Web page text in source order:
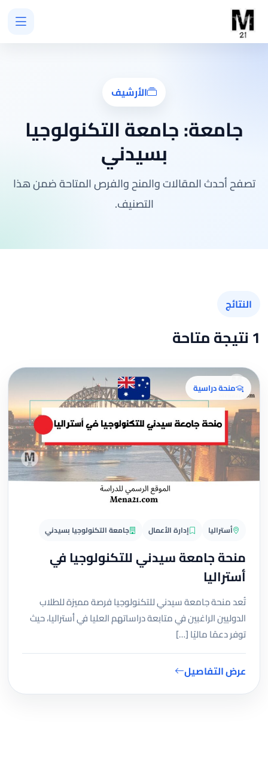
الأرشيف
جامعة:جامعة التكنولوجيا
بسيدني
تصفح أحدث المقالات والمنح والفرص المتاحة ضمن هذا
التصنيف.
النتائج
1 نتيجة متاحة
منحة دراسية
أستراليا إدارة الأعمال جامعة التكنولوجيا بسيدني
منحة جامعة سيدني للتكنولوجيا في
أستراليا
تُعد منحة جامعة سيدني للتكنولوجيا فرصة مميزة للطلاب
الدوليين الراغبين في متابعة دراساتهم العليا في أستراليا، حيث
توفر دعمًا ماليًا […]
عرض التفاصيل